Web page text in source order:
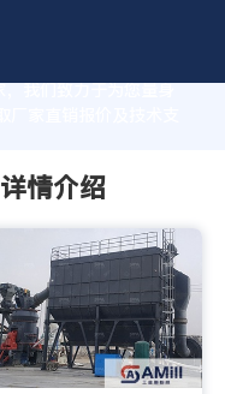
我们致力于为您量身
家直销报价及技术支
情介绍